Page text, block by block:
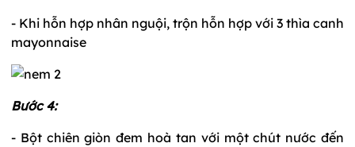
- Khi hỗn hợp nhân nguội, trộn hỗn hợp với 3 thìa canh
mayonnaise
Bước 4:
- Bột chiên giòn đem hoà tan với một chút nước đến